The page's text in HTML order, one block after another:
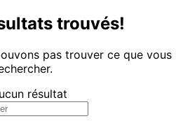
trouvés!
pas trouver ce que vous